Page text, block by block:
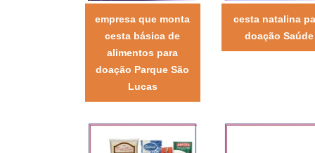
empresa que monta
cesta básica de
alimentos para
doação Parque São
Lucas
cesta natalina
doação Saúde